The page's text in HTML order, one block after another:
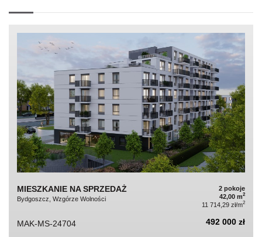
MIESZKANIE NA SPRZEDAŻ
Bydgoszcz, Wzgórze Wolności
2 pokoje
42,00 m2
11 714,29 zł/m2
MAK-MS-24704 492 000 zł